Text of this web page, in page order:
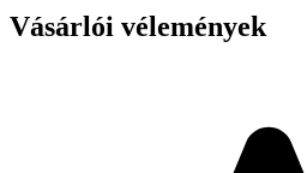
Vásárlói vélemények